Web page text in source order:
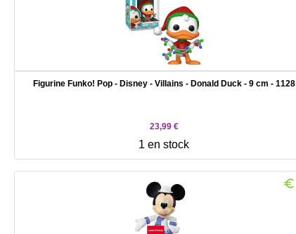
Figurine Funko! Pop - Disney - Villains - Donald Duck - 9 cm - 1128
23,99 €
1 en stock